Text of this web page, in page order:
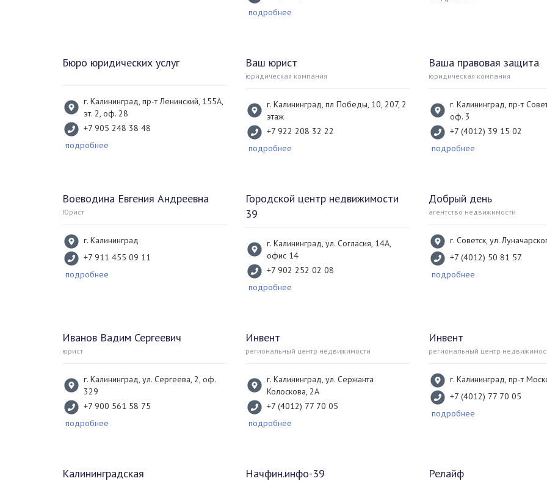
подробнее
Бюро юридических услуг
г. Калининград, пр-т Ленинский, 155А,
эт. 2, оф. 28
+7 905 248 38 48
подробнее
Ваш юрист
юридическая компания
г. Калининград, пл Победы, 10, 207, 2
этаж
+7 922 208 32 22
подробнее
Ваша правовая защита
юридическая компания
г. Калининград, пр-т
оф. 3
+7 (4012) 39 15 02
подробнее
Воеводина Евгения Андреевна
Юрист
г. Калининград
+7 911 455 09 11
подробнее
Городской центр недвижимости
39
г. Калининград, ул. Согласия, 14А,
офис 14
+7 902 252 02 08
подробнее
Добрый день
агентство недвижимости
г. Советск, ул.
+7 (4012) 50 81 57
подробнее
Иванов Вадим Сергеевич
юрист
г. Калининград, ул. Сергеева, 2, оф.
329
+7 900 561 58 75
подробнее
Инвент
региональный центр недвижимости
г. Калининград, ул. Сержанта
Колоскова, 2А
+7 (4012) 77 70 05
подробнее
Инвент
региональный центр
г. Калининград, пр-т
+7 (4012) 77 70 05
подробнее
Калининградская
Начфин.инфо-39 Релайф